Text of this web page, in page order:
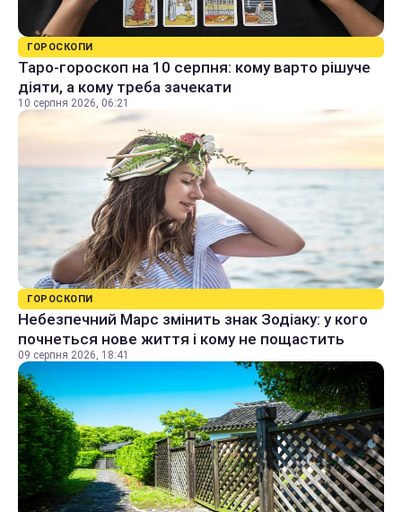
ГОРОСКОПИ
Таро-гороскоп на 10 серпня: кому варто рішуче
діяти, а кому треба зачекати
10 серпня 2026, 06:21
ГОРОСКОПИ
Небезпечний Марс змінить знак Зодіаку: у кого
почнеться нове життя і кому не пощастить
09 серпня 2026, 18:41